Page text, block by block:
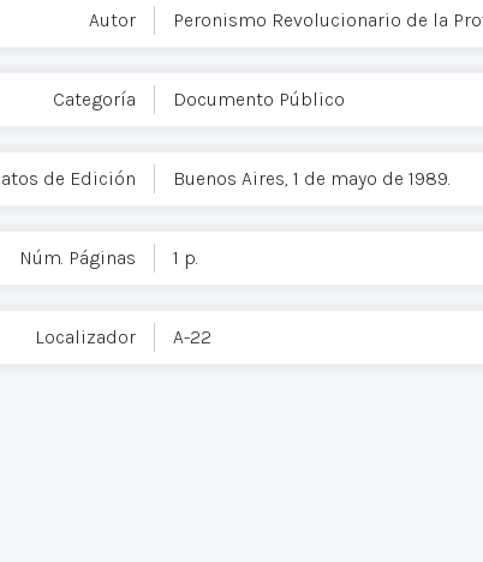
Autor Peronismo Revolucionario de la
Categoría Documento Público
de Edición Buenos Aires, 1 de mayo de 1989.
Núm. Páginas 1 p.
Localizador A-22